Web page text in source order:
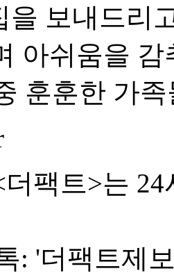
을 보내드리
아쉬움을
훈훈한 가
더팩트>는
: '더팩트제